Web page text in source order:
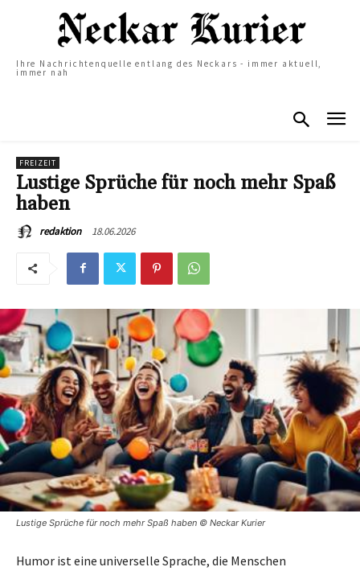
Ihre Nachrichtenquelle entlang des Neckars - immer aktuell,
immer nah
FREIZEIT
Lustige Sprüche für noch mehr Spaß
haben
redaktion 18.06.2026
Lustige Sprüche für noch mehr Spaß haben © Neckar Kurier
Humor ist eine universelle Sprache, die Menschen